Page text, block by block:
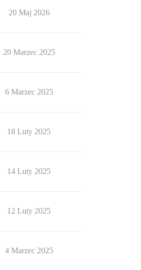
20 Maj 2026
20 Marzec 2025
6 Marzec 2025
18 Luty 2025
14 Luty 2025
12 Luty 2025
4 Marzec 2025